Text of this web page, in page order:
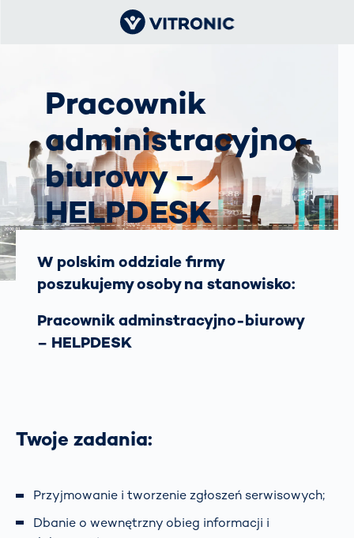
Pracownik
administracyjno-
biurowy –
HELPDESK
Oferta pracy w VITRONIC
Kędzierzyn-Koźle
W polskim oddziale firmy
poszukujemy osoby na stanowisko:
Pracownik adminstracyjno-biurowy
– HELPDESK
Twoje zadania:
Przyjmowanie i tworzenie zgłoszeń serwisowych;
Dbanie o wewnętrzny obieg informacji i